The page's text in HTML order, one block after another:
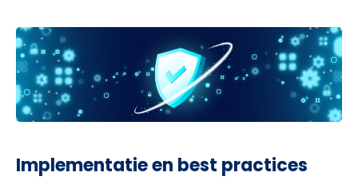
Implementatie en best practices